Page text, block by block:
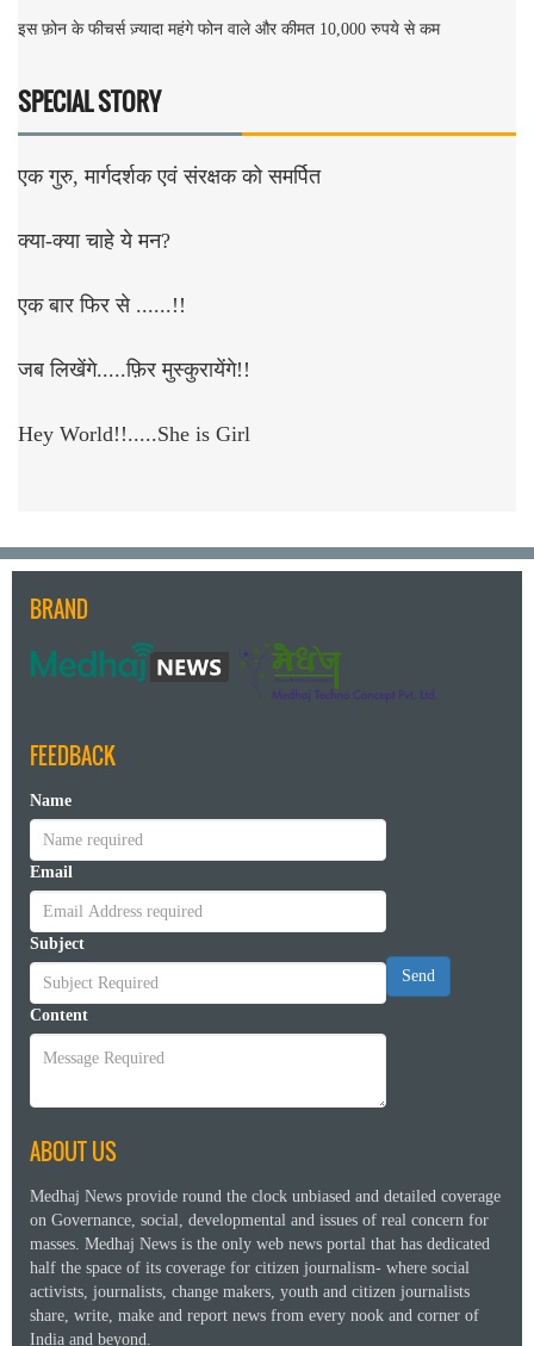
इस फ़ोन के फीचर्स ज़्यादा महंगे फोन वाले और कीमत 10,000 रुपये से कम
SPECIAL STORY
एक गुरु, मार्गदर्शक एवं संरक्षक को समर्पित
क्या-क्या चाहे ये मन?
एक बार फिर से ......!!
जब लिखेंगे.....फ़िर मुस्कुरायेंगे!!
Hey World!!.....She is Girl
BRAND
FEEDBACK
Name
Email
Subject
Content
Send
ABOUT US
Medhaj News provide round the clock unbiased and detailed coverage
on Governance, social, developmental and issues of real concern for
masses. Medhaj News is the only web news portal that has dedicated
half the space of its coverage for citizen journalism- where social
activists, journalists, change makers, youth and citizen journalists
share, write, make and report news from every nook and corner of
India and beyond.